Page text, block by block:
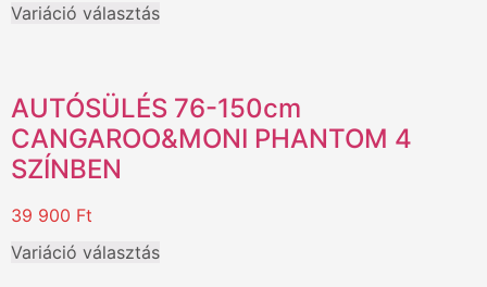
Variáció választás
AUTÓSÜLÉS 76-150cm
CANGAROO&MONI PHANTOM 4
SZÍNBEN
39 900 Ft
Variáció választás